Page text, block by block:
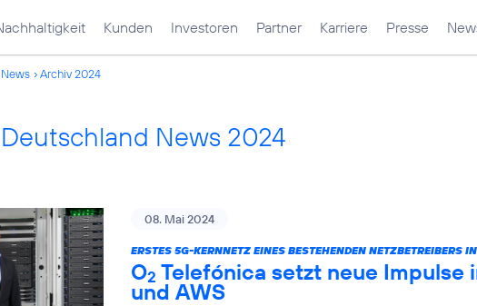
Kunden Investoren Partner Karriere Presse
Archiv 2024
News 2024
08. Mai 2024
ERSTES 5G-KERNNETZ EINES BESTEHENDEN NETZBETREIBERS
O2 Telefónica setzt neue Impulse
und AWS